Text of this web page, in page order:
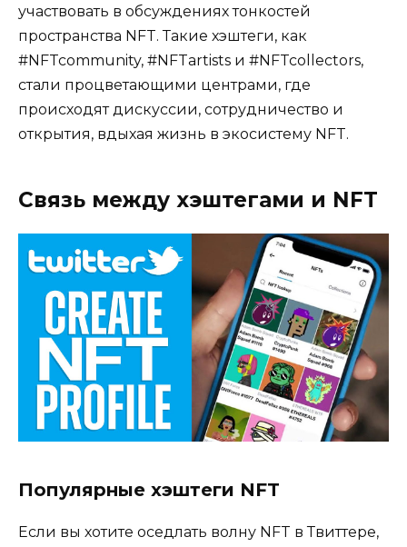
участвовать в обсуждениях тонкостей
пространства NFT. Такие хэштеги, как
#NFTcommunity, #NFTartists и #NFTcollectors,
стали процветающими центрами, где
происходят дискуссии, сотрудничество и
открытия, вдыхая жизнь в экосистему NFT.
Связь между хэштегами и NFT
Популярные хэштеги NFT
Если вы хотите оседлать волну NFT в Твиттере,